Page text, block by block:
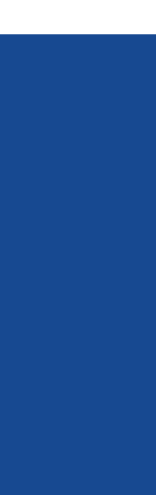
sustentáveis?